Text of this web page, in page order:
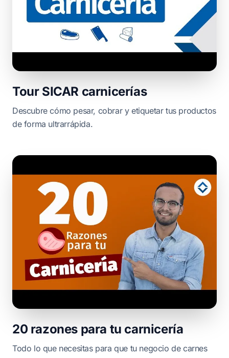
Tour SICAR carnicerías
Descubre cómo pesar, cobrar y etiquetar tus productos
de forma ultrarrápida.
20 razones para tu carnicería
Todo lo que necesitas para que tu negocio de carnes